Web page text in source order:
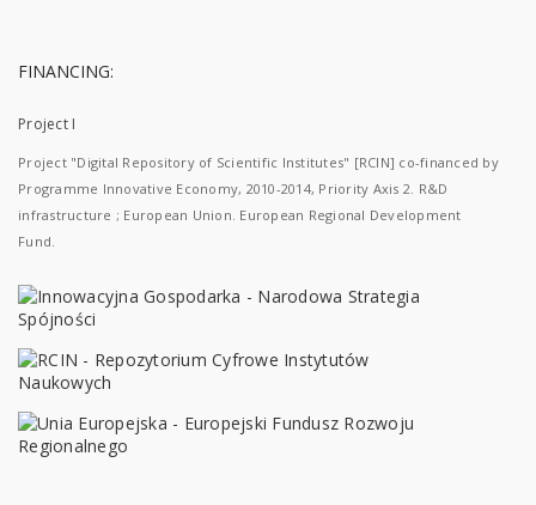
FINANCING:
Project I
Project "Digital Repository of Scientific Institutes" [RCIN] co-financed by
Programme Innovative Economy, 2010-2014, Priority Axis 2. R&D
infrastructure ; European Union. European Regional Development
Fund.